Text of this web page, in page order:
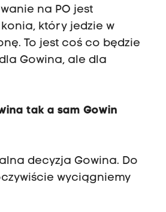
na PO jest
który jedzie w
To jest coś co będzie
Gowina, ale dla
tak a sam Gowin
decyzja Gowina. Do
wyciągniemy